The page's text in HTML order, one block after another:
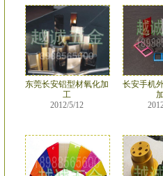
东莞长安铝型材氧化加
工
2012/5/12
长安手机